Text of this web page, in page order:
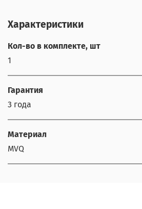
Характеристики
Кол-во в комплекте, шт
1
Гарантия
3 года
Материал
MVQ